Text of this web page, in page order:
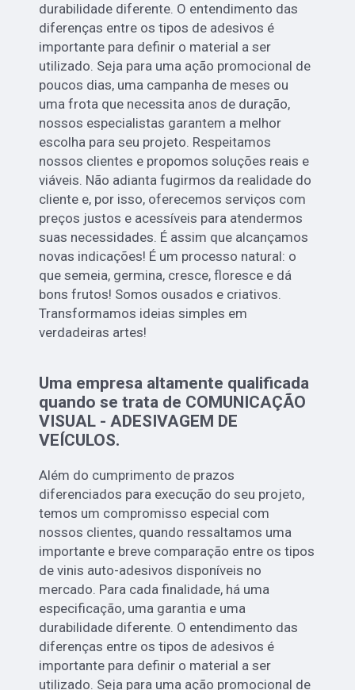
durabilidade diferente. O entendimento das
diferenças entre os tipos de adesivos é
importante para definir o material a ser
utilizado. Seja para uma ação promocional de
poucos dias, uma campanha de meses ou
uma frota que necessita anos de duração,
nossos especialistas garantem a melhor
escolha para seu projeto. Respeitamos
nossos clientes e propomos soluções reais e
viáveis. Não adianta fugirmos da realidade do
cliente e, por isso, oferecemos serviços com
preços justos e acessíveis para atendermos
suas necessidades. É assim que alcançamos
novas indicações! É um processo natural: o
que semeia, germina, cresce, floresce e dá
bons frutos! Somos ousados e criativos.
Transformamos ideias simples em
verdadeiras artes!
Uma empresa altamente qualificada
quando se trata de COMUNICAÇÃO
VISUAL - ADESIVAGEM DE
VEÍCULOS.
Além do cumprimento de prazos
diferenciados para execução do seu projeto,
temos um compromisso especial com
nossos clientes, quando ressaltamos uma
importante e breve comparação entre os tipos
de vinis auto-adesivos disponíveis no
mercado. Para cada finalidade, há uma
especificação, uma garantia e uma
durabilidade diferente. O entendimento das
diferenças entre os tipos de adesivos é
importante para definir o material a ser
utilizado. Seja para uma ação promocional de